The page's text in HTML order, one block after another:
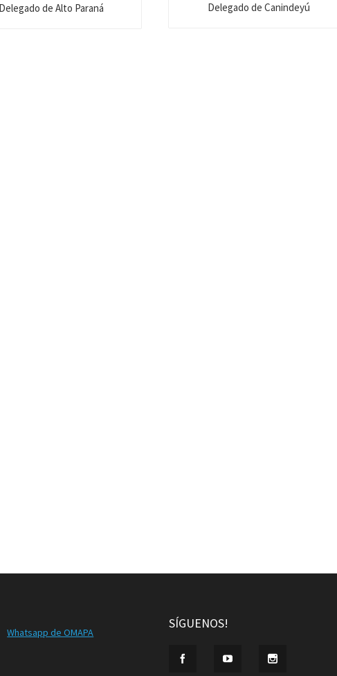
Delegado de Alto Paraná Delegado de Canindeyú
Whatsapp de OMAPA
SÍGUENOS!